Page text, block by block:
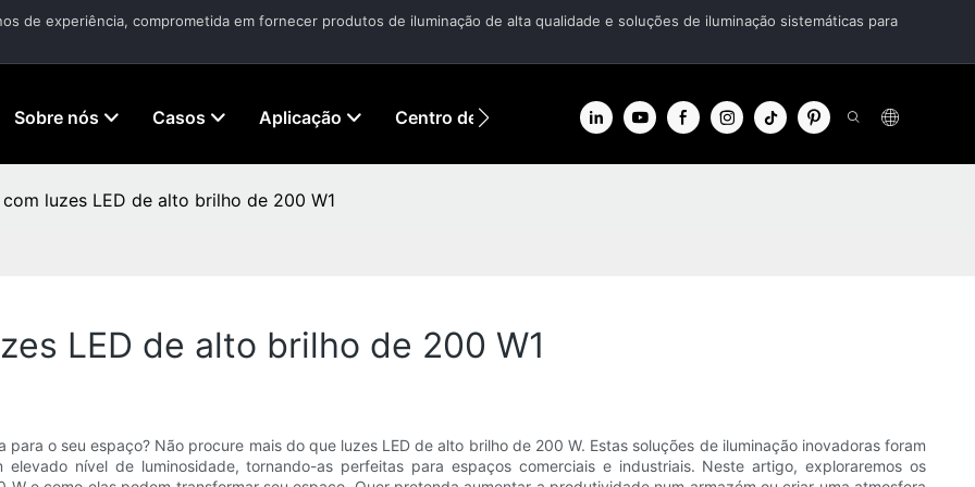
de experiência, comprometida em fornecer produtos de iluminação de alta qualidade e soluções de iluminação sistemáticas para
Sobre nós Casos Aplicação Centro de informações Contato
luzes LED de alto brilho de 200 W1
LED de alto brilho de 200 W1
o seu espaço? Não procure mais do que luzes LED de alto brilho de 200 W. Estas soluções de iluminação inovadoras foram
nível de luminosidade, tornando-as perfeitas para espaços comerciais e industriais. Neste artigo, exploraremos os